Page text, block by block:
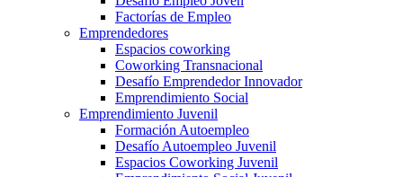
Factorías de Empleo
Emprendedores
Espacios coworking
Coworking Transnacional
Desafío Emprendedor Innovador
Emprendimiento Social
Emprendimiento Juvenil
Formación Autoempleo
Desafío Autoempleo Juvenil
Espacios Coworking Juvenil